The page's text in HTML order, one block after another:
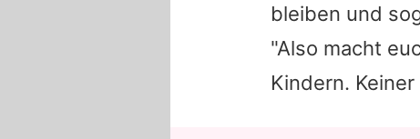
bleiben und
"Also macht
Kindern.